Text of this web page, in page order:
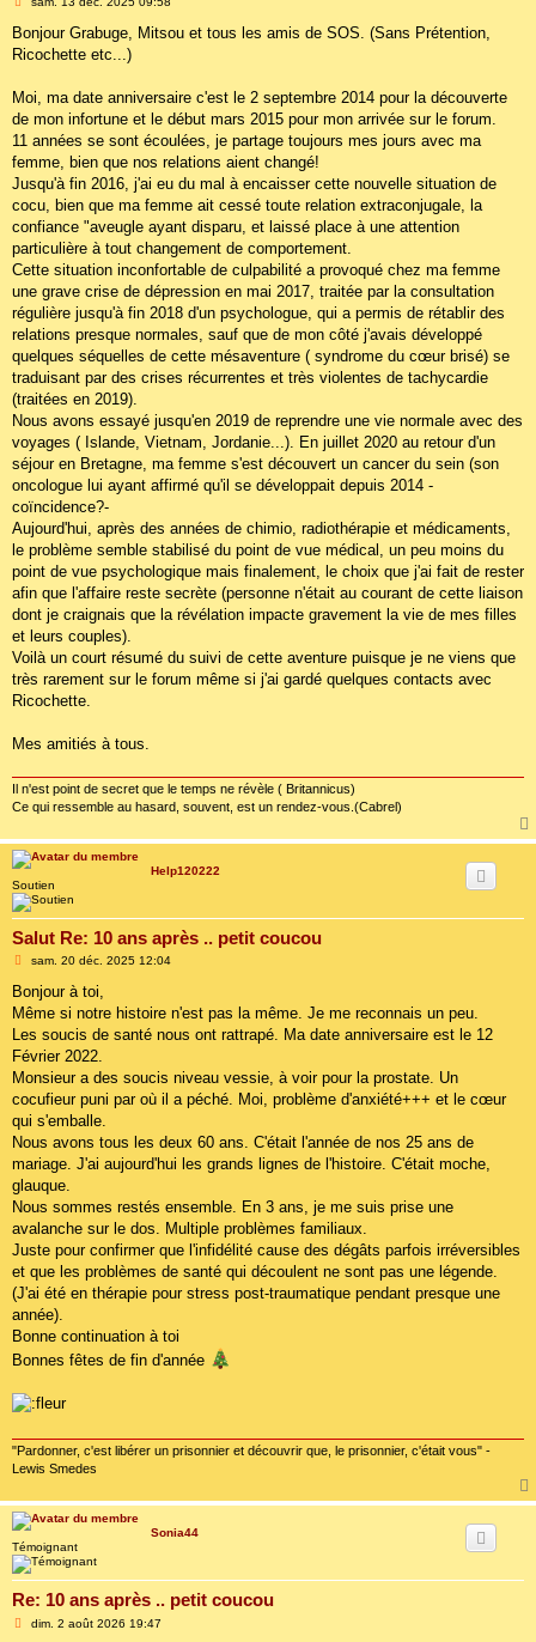
s
a
Bonjour Grabuge, Mitsou et tous les amis de SOS. (Sans Prétention,
Ricochette etc...)
Moi, ma date anniversaire c'est le 2 septembre 2014 pour la découverte
de mon infortune et le début mars 2015 pour mon arrivée sur le forum.
11 années se sont écoulées, je partage toujours mes jours avec ma
femme, bien que nos relations aient changé!
Jusqu'à fin 2016, j'ai eu du mal à encaisser cette nouvelle situation de
cocu, bien que ma femme ait cessé toute relation extraconjugale, la
confiance "aveugle ayant disparu, et laissé place à une attention
particulière à tout changement de comportement.
Cette situation inconfortable de culpabilité a provoqué chez ma femme
une grave crise de dépression en mai 2017, traitée par la consultation
régulière jusqu'à fin 2018 d'un psychologue, qui a permis de rétablir des
relations presque normales, sauf que de mon côté j'avais développé
quelques séquelles de cette mésaventure ( syndrome du cœur brisé) se
traduisant par des crises récurrentes et très violentes de tachycardie
(traitées en 2019).
Nous avons essayé jusqu'en 2019 de reprendre une vie normale avec des
voyages ( Islande, Vietnam, Jordanie...). En juillet 2020 au retour d'un
séjour en Bretagne, ma femme s'est découvert un cancer du sein (son
oncologue lui ayant affirmé qu'il se développait depuis 2014 -
coïncidence?-
Aujourd'hui, après des années de chimio, radiothérapie et médicaments,
le problème semble stabilisé du point de vue médical, un peu moins du
point de vue psychologique mais finalement, le choix que j'ai fait de rester
afin que l'affaire reste secrète (personne n'était au courant de cette liaison
dont je craignais que la révélation impacte gravement la vie de mes filles
et leurs couples).
Voilà un court résumé du suivi de cette aventure puisque je ne viens que
très rarement sur le forum même si j'ai gardé quelques contacts avec
Ricochette.
Mes amitiés à tous.
Il n'est point de secret que le temps ne révèle ( Britannicus)
Ce qui ressemble au hasard, souvent, est un rendez-vous.(Cabrel)
Help120222
Soutien
Salut Re: 10 ans après .. petit coucou
M
s
a
g
sam. 20 déc. 2025 12:04
Bonjour à toi,
Même si notre histoire n'est pas la même. Je me reconnais un peu.
Les soucis de santé nous ont rattrapé. Ma date anniversaire est le 12
Février 2022.
Monsieur a des soucis niveau vessie, à voir pour la prostate. Un
cocufieur puni par où il a péché. Moi, problème d'anxiété+++ et le cœur
qui s'emballe.
Nous avons tous les deux 60 ans. C'était l'année de nos 25 ans de
mariage. J'ai aujourd'hui les grands lignes de l'histoire. C'était moche,
glauque.
Nous sommes restés ensemble. En 3 ans, je me suis prise une
avalanche sur le dos. Multiple problèmes familiaux.
Juste pour confirmer que l'infidélité cause des dégâts parfois irréversibles
et que les problèmes de santé qui découlent ne sont pas une légende.
(J'ai été en thérapie pour stress post-traumatique pendant presque une
année).
Bonne continuation à toi
Bonnes fêtes de fin d'année
"Pardonner, c'est libérer un prisonnier et découvrir que, le prisonnier, c'était vous" -
Lewis Smedes
Sonia44
Témoignant
Re: 10 ans après .. petit coucou
Mdim. 2 août 2026 19:47